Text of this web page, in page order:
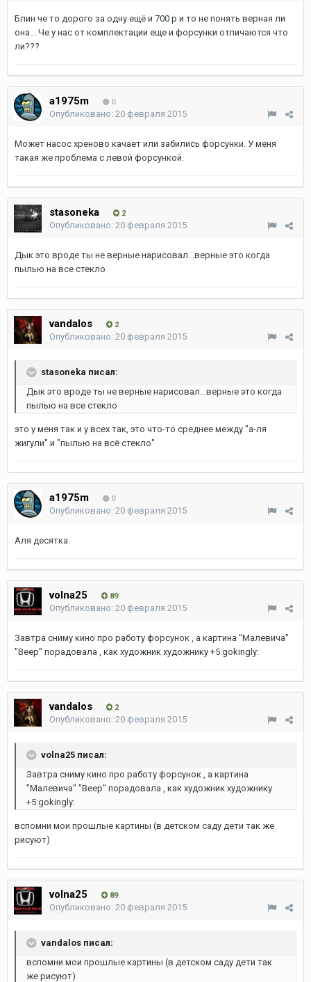
Блин че то дорого за одну ещё и 700 р и то не понять верная ли
она... Че у нас от комплектации еще и форсунки отличаются что
ли???
a1975m 0
Опубликовано: 20 февраля 2015
Может насос хреново качает или забились форсунки. У меня
такая же проблема с левой форсункой.
stasoneka 2
Опубликовано: 20 февраля 2015
Дык это вроде ты не верные нарисовал...верные это когда
пылью на все стекло
vandalos 2
Опубликовано: 20 февраля 2015
stasoneka писал:
Дык это вроде ты не верные нарисовал...верные это когда
пылью на все стекло
это у меня так и у всех так, это что-то среднее между "а-ля
жигули" и "пылью на всё стекло"
a1975m 0
Опубликовано: 20 февраля 2015
Аля десятка.
volna25 89
Опубликовано: 20 февраля 2015
Завтра сниму кино про работу форсунок , а картина "Малевича"
"Веер" порадовала , как художник художнику +5:gokingly:
vandalos 2
Опубликовано: 20 февраля 2015
volna25 писал:
Завтра сниму кино про работу форсунок , а картина
"Малевича" "Веер" порадовала , как художник художнику
+5:gokingly:
вспомни мои прошлые картины (в детском саду дети так же
рисуют)
volna25 89
Опубликовано: 20 февраля 2015
vandalos писал:
вспомни мои прошлые картины (в детском саду дети так
же рисуют)